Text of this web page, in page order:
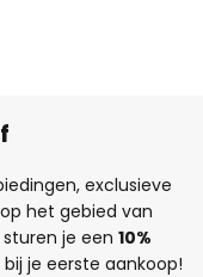
exclusieve
het gebied van
je een 10%
je eerste aankoop!